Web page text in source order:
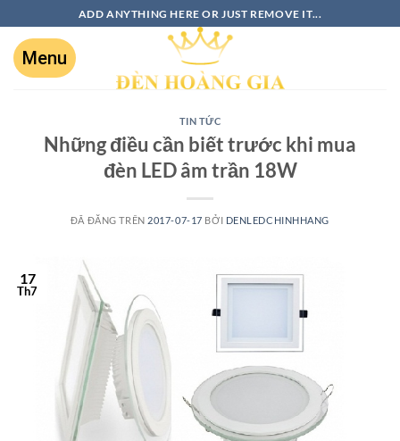
ADD ANYTHING HERE OR JUST REMOVE IT...
TIN TỨC
Những điều cần biết trước khi mua
đèn LED âm trần 18W
ĐÃ ĐĂNG TRÊN 2017-07-17 BỞI DENLEDCHINHHANG
17
Th7